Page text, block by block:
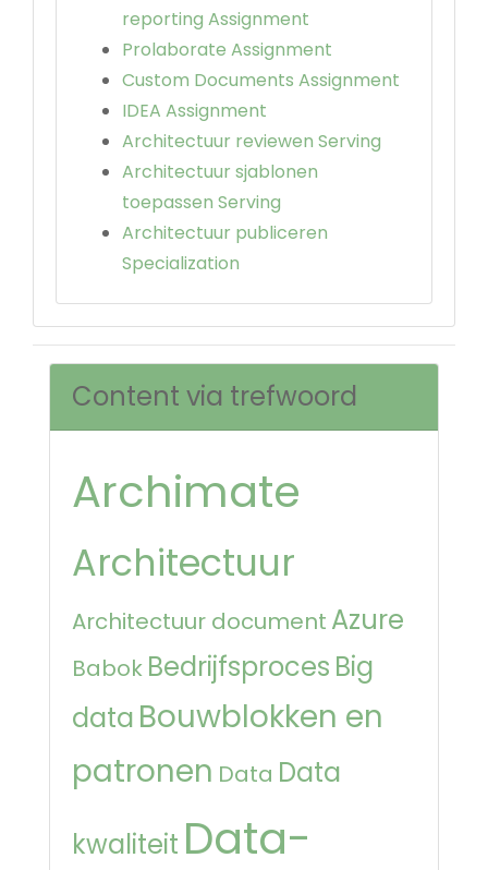
reporting Assignment
Prolaborate Assignment
Custom Documents Assignment
IDEA Assignment
Architectuur reviewen Serving
Architectuur sjablonen
toepassen Serving
Architectuur publiceren
Specialization
Content via trefwoord
Archimate
Architectuur
Architectuur document Azure
Babok Bedrijfsproces Big
data Bouwblokken en
patronen Data Data
kwaliteit Data-